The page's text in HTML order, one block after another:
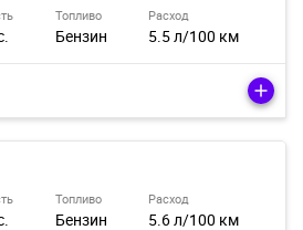
Топливо
Бензин
Расход
5.5 л/100 км
Топливо
Бензин
Расход
5.6 л/100 км